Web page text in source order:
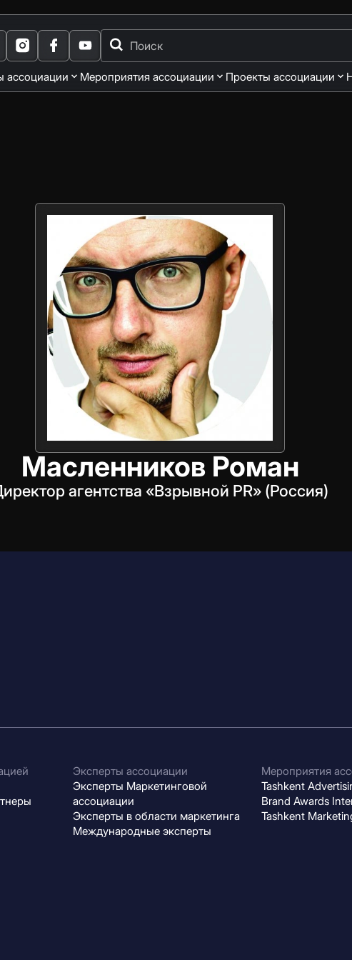
ассоциации Мероприятия ассоциации Проекты ассоциации
Масленников Роман
агентства «Взрывной PR» (Россия)
Эксперты ассоциации
Эксперты Маркетинговой
ассоциации
Эксперты в области маркетинга
Международные эксперты
Мероприятия
Tashkent
Brand Awards
Tashkent